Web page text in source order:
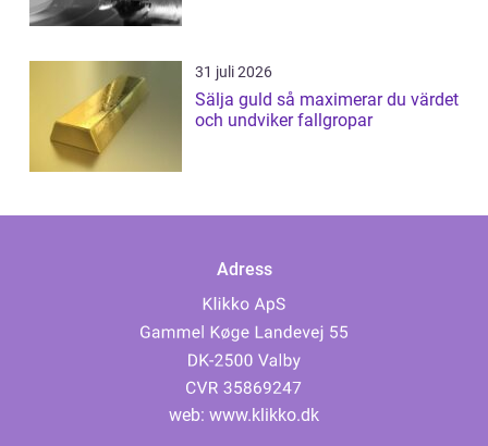
31 juli 2026
Sälja guld så maximerar du värdet
och undviker fallgropar
Adress
web: www.klikko.dk